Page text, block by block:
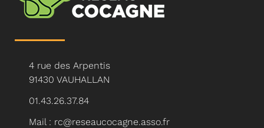
4 rue des Arpentis
91430 VAUHALLAN
01.43.26.37.84
Mail : rc@reseaucocagne.asso.fr